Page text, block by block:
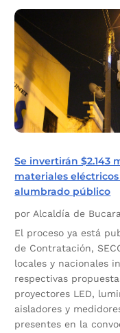
Se invertirán $2.143
materiales
alumbrado público
porAlcaldía de
El proceso ya está
de Contratación,
locales y nacionales
respectivas
proyectores LED,
aisladores y
presentes en la